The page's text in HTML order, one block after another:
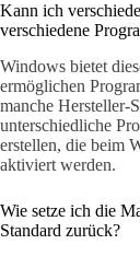
Kann ich
verschiedene
Windows bietet
ermöglichen
manche
unterschiedliche
erstellen, die beim
aktiviert werden.
Wie setze ich die
Standard zurück?